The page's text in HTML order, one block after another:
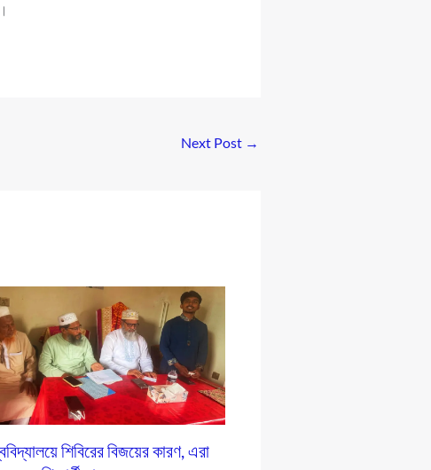
Next Post →
শিবিরের বিজয়ের কারণ, এরা